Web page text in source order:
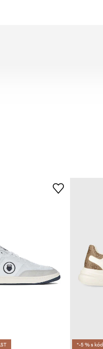
*-5 % s